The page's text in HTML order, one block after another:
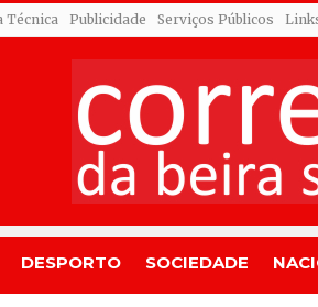
Técnica Publicidade Serviços Públicos
DESPORTO SOCIEDADE